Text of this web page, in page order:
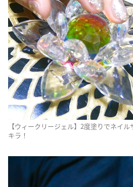
【ウィークリージェル】2度塗りでネイ
キラ！